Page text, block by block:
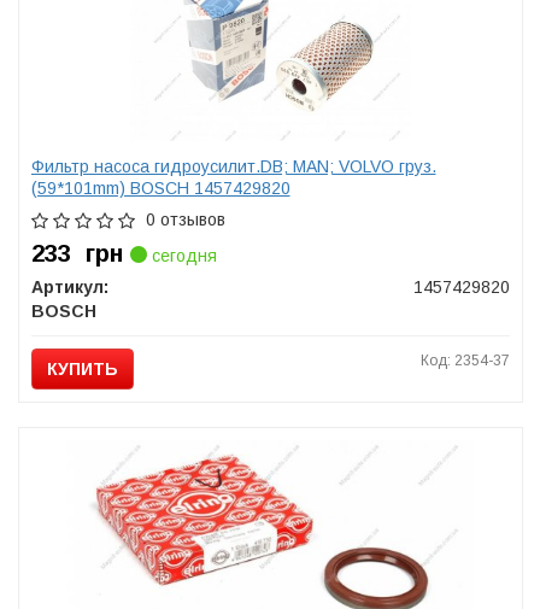
Фильтр насоса гидроусилит.DB; MAN; VOLVO груз.
(59*101mm) BOSCH 1457429820
0 отзывов
233 грн
сегодня
Артикул:
1457429820
BOSCH
КУПИТЬ Код: 2354-37